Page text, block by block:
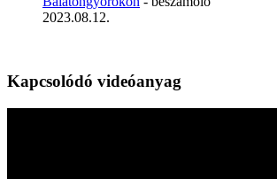
2023.08.12.
Kapcsolódó videóanyag